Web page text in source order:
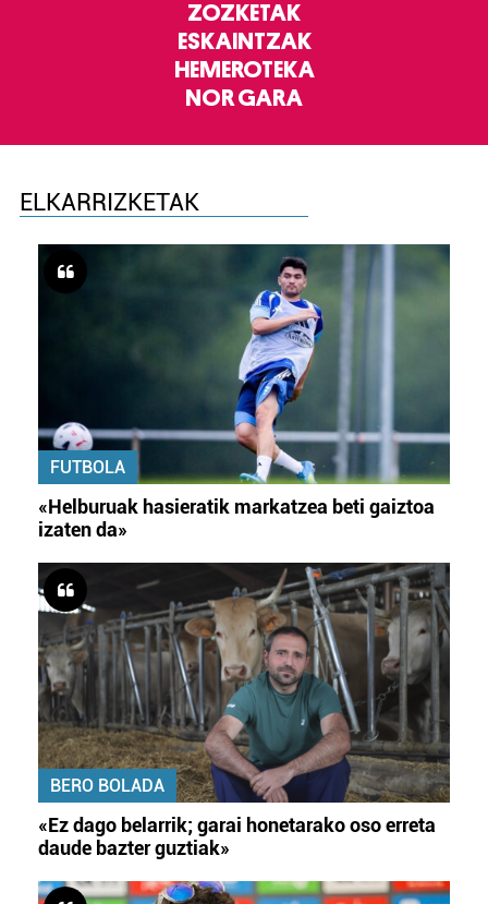
ZOZKETAK
ESKAINTZAK
HEMEROTEKA
NOR GARA
ELKARRIZKETAK
FUTBOLA
«Helburuak hasieratik markatzea beti gaiztoa
izaten da»
BERO BOLADA
«Ez dago belarrik; garai honetarako oso erreta
daude bazter guztiak»